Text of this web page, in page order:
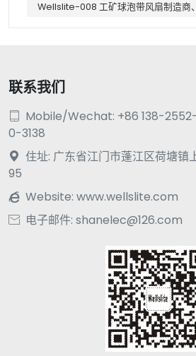
Wellslite-008 工矿球泡带风扇制造商
联系我们

Mobile/Wechat: +86 138-
0-3138

住址: 广东省江门市蓬江区荷塘镇
95
 Website: www.wellslite.com
 电子邮件: shanelec@126.com